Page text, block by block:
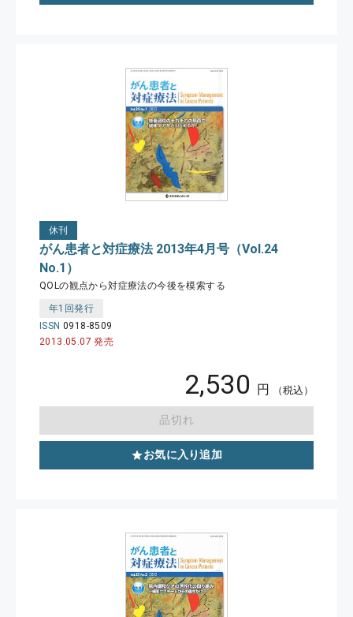
休刊
がん患者と対症療法 2013年4月号（Vol.24
No.1）
QOLの観点から対症療法の今後を模索する
年1回発行
ISSN 0918-8509
2013.05.07 発売
2,530 円 （税込）
品切れ
お気に入り追加